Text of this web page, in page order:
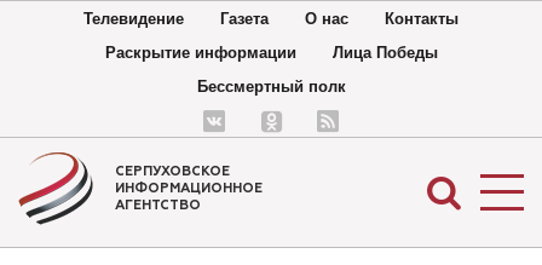
Телевидение Газета О нас
Контакты
Раскрытие информации
Лица Победы
Бессмертный полк
СЕРПУХОВСКОЕ
ИНФОРМАЦИОННОЕ
АГЕНТСТВО